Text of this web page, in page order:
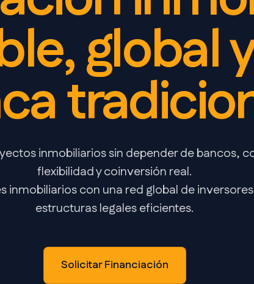
global
inmobiliarios sin depender de bancos,
flexibilidad y coinversión real.
inmobiliarios con una red global de
estructuras legales eficientes.
Solicitar Financiación